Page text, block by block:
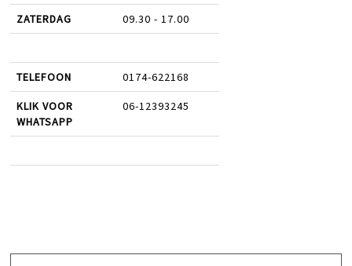
ZATERDAG 09.30 - 17.00
TELEFOON 0174-622168
KLIK VOOR
WHATSAPP
06-12393245